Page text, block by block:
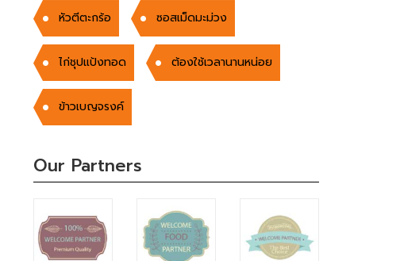
หัวตีตะกร้อ ซอสเม็ดมะม่วง
ไก่ชุปแป้งทอด ต้องใช้เวลานานหน่อย
ข้าวเบญจรงค์
Our Partners